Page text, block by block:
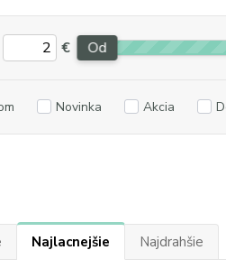
€ Od
Novinka Akcia
Najlacnejšie Najdrahšie